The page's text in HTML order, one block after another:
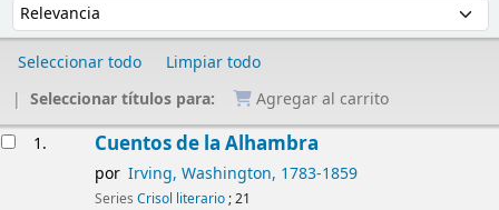
Seleccionar todo
Limpiar todo
Seleccionar títulos para:
Agregar al carrito
1. Cuentos de la Alhambra
por Irving, Washington, 1783-1859
Series Crisol literario; 21